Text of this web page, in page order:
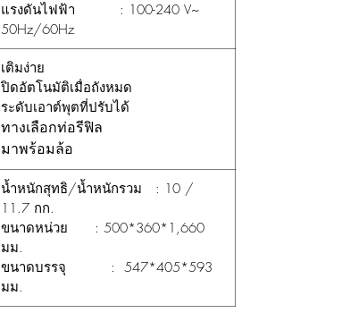
แรงดันไฟฟ้า : 100-240 V~
50Hz/60Hz
เติมง่าย
ปิดอัตโนมัติเมื่อถังหมด
ระดับเอาต์พุตที่ปรับได้
ทางเลือกท่อรีฟิล
มาพร้อมล้อ
น้ำหนักสุทธิ/น้ำหนักรวม : 10 /
11.7 กก.
ขนาดหน่วย : 500*360*1,660
มม.
ขนาดบรรจุ : 547*405*593
มม.